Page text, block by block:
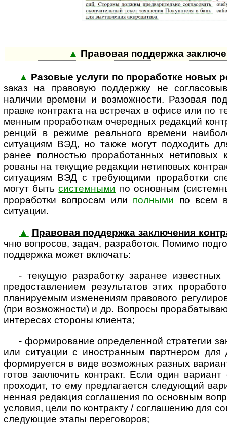
▲ Правовая поддержка
▲ Разовые услуги по проработке новых
заказ на правовую поддержку не
наличии времени и возможности. Разовая
правке контракта на встречах в офисе или
менным проработкам очередных редакций
ренций в режиме реаль­ного времени
ситуациям ВЭД, но также могут подходить
ранее полностью прорабо­танных нетиповых
рованы на текущие редакции нетиповых
ситуациям ВЭД с требующими прора­ботки
могут бытьсистемными по основным
проработки вопросам или полными по всем
ситуации.
▲ Правовая поддержка заклю­чения
чню воп­росов, задач, разра­боток. Помимо
под­держка может включать:
- текущую разработку заранее
предо­став­лением резуль­татов этих
плани­руемым изме­нениям право­вого
(при возможности) и др. Вопросы
интересах стороны клиента;
- формирование определенной стратегии
или ситуации с ино­стран­ным партнером для
форми­руется в виде возможных разных
готов заключить контракт. Если один
проходит, то ему предла­гается следу­ющий
ненная редакция соглашения по основным
условия, цели по контракту / согла­шению для
следующие этапы переговоров;